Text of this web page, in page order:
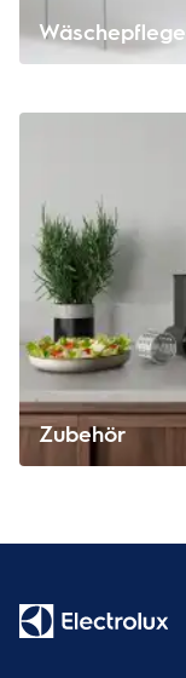
Wäschepflege
Zubehör